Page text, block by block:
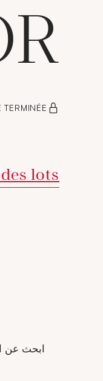
TERMINÉE
fenêtre
lots
ابحث عن